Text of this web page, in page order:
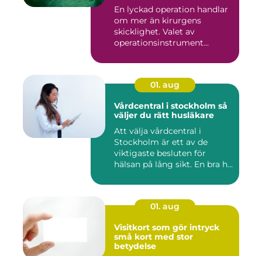
En lyckad operation handlar
om mer än kirurgens
skicklighet. Valet av
operationsinstrument
01. aug
Vårdcentral i stockholm så
väljer du rätt husläkare
Att välja vårdcentral i
Stockholm är ett av de
viktigaste besluten för
hälsan på lång sikt. En bra h...
01. aug
Visitkort som gör intryck
små kort med stor
betydelse